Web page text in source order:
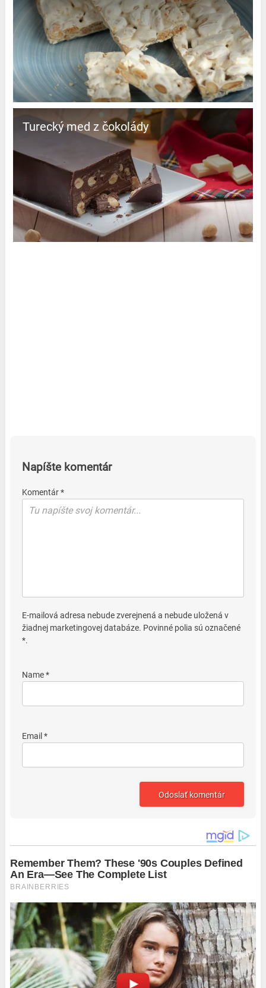
Turecký med z čokolády
Napíšte komentár
Komentár *
E-mailová adresa nebude zverejnená a nebude uložená v
žiadnej marketingovej databáze. Povinné polia sú označené
*.
Name *
Email *